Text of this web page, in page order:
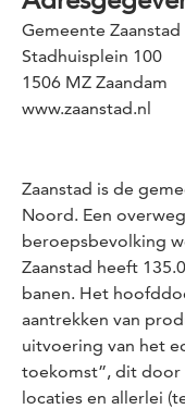
Gemeente Zaanstad
Stadhuisplein 100
1506 MZ Zaandam
www.zaanstad.nl
Zaanstad is de
Noord. Een
beroepsbevolking
Zaanstad heeft
banen. Het
aantrekken van
uitvoering van het
toekomst”, dit door
locaties en allerlei